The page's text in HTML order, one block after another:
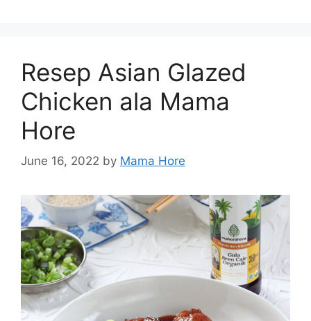
Resep Asian Glazed
Chicken ala Mama
Hore
June 16, 2022 by Mama Hore